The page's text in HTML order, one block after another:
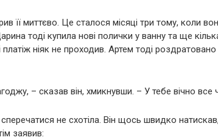
її миттєво. Це сталося місяці три тому, коли
тоді купила нові полички у ванну та ще
ніяк не проходив. Артем тоді роздратовано
– сказав він, хмикнувши. – У тебе вічно все
не схотіла. Він щось швидко
заявив: